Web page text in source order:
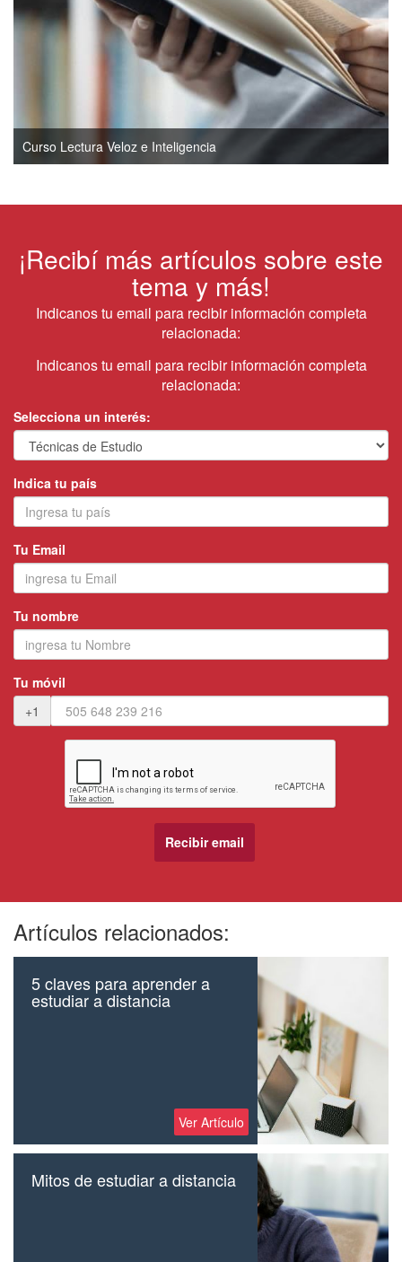
Curso Lectura Veloz e Inteligencia
¡Recibí más artículos sobre este
tema y más!
Indicanos tu email para recibir información completa
relacionada:
Indicanos tu email para recibir información completa
relacionada:
Selecciona un interés:
Indica tu país
Tu Email
Tu nombre
Tu móvil
+1
Artículos relacionados:
5 claves para aprender a
estudiar a distancia
Ver Artículo
Mitos de estudiar a distancia